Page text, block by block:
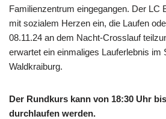
Familienzentrum eingegangen. Der LC
mit sozialem Herzen ein, die Laufen
08.11.24 an dem Nacht-Crosslauf
erwartet ein einmaliges Lauferlebnis im
Waldkraiburg.
Der Rundkurs kann von 18:30 Uhr
durchlaufen werden.